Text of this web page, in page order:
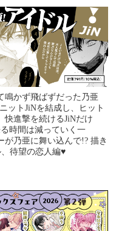
鳴かず飛ばずだった乃亜
ットJiNを結成し、ヒット
快進撃を続けるJiNだけ
時間は減っていく一
乃亜に舞い込んで!? 描き
待望の恋人編♥